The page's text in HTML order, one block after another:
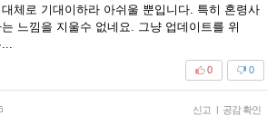
체로 기대이하라 아쉬울 뿐입니다. 특히 혼령사
느낌을 지울수 없네요. 그냥 업데이트를 위
0
0
신고 | 공감 확인